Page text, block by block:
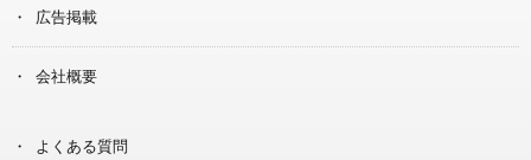
広告掲載
会社概要
よくある質問